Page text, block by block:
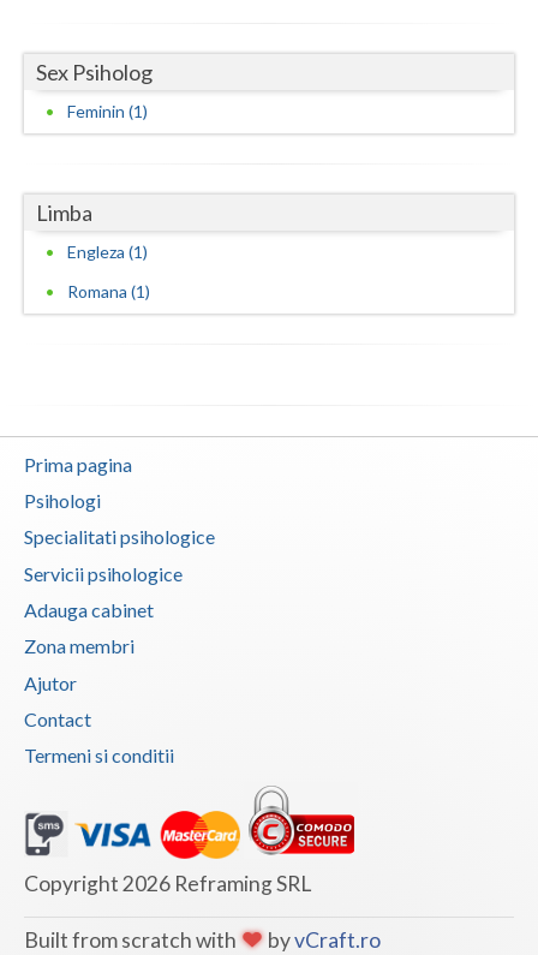
Timis
Tulcea
Vaslui
Sex Psiholog
Feminin (1)
Limba
Engleza (1)
Romana (1)
Prima pagina
Psihologi
Specialitati psihologice
Servicii psihologice
Adauga cabinet
Zona membri
Ajutor
Contact
Termeni si conditii
Copyright 2026 Reframing SRL
Built from scratch with byvCraft.ro